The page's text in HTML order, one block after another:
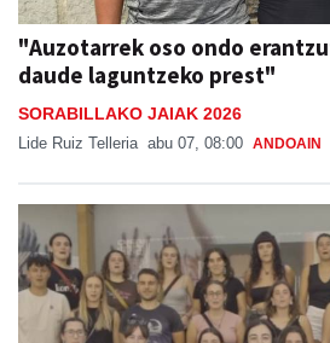
"Auzotarrek oso ondo
daude laguntzeko prest"
SORABILLAKO JAIAK 2026
Lide Ruiz Telleria abu 07, 08:00 ANDOAIN